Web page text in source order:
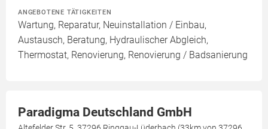
ANGEBOTENE TÄTIGKEITEN
Wartung, Reparatur, Neuinstallation / Einbau,
Austausch, Beratung, Hydraulischer Abgleich,
Thermostat, Renovierung, Renovierung / Badsanierung
Paradigma Deutschland GmbH